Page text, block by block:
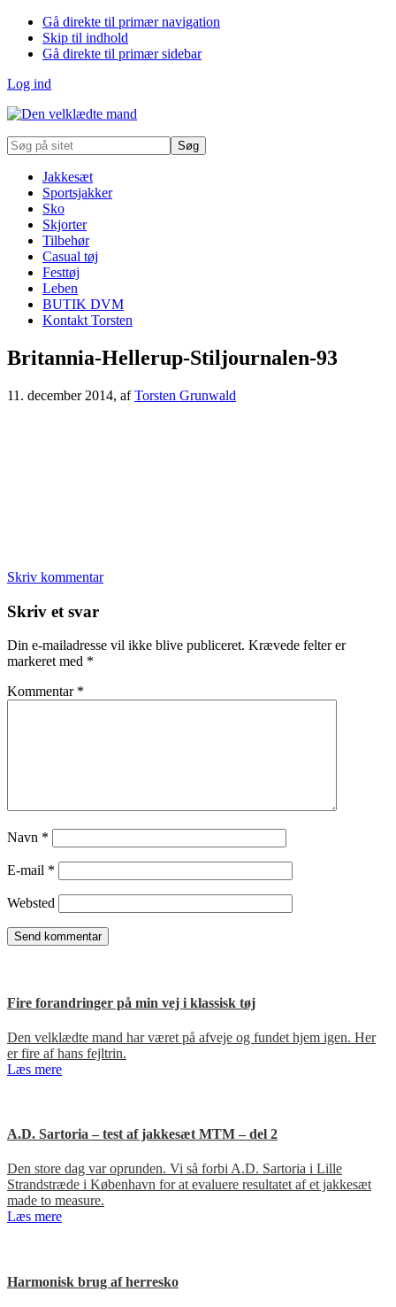
Gå direkte til primær navigation
Skip til indhold
Gå direkte til primær sidebar
Log ind
Søg
på
Jakkesæt
Sportsjakker
Sko
Skjorter
Tilbehør
Casual tøj
Festtøj
Leben
BUTIK DVM
Kontakt Torsten
Britannia-Hellerup-Stiljournalen-93
11. december 2014, afTorsten Grunwald
Skriv kommentar
Læserinteraktioner
Skriv et svar
Din e-mailadresse vil ikke blive publiceret. Krævede felter er
markeret med *
Kommentar *
Navn *
E-mail *
Websted
Fire forandringer på min vej i klassisk tøj
Den velklædte mand har været på afveje og fundet hjem igen. Her
er fire af hans fejltrin.
Læs mere
A.D. Sartoria – test af jakkesæt MTM – del 2
Den store dag var oprunden. Vi så forbi A.D. Sartoria i Lille
Strandstræde i København for at evaluere resultatet af et jakkesæt
made to measure.
Læs mere
Harmonisk brug af herresko